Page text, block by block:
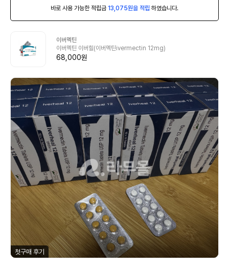
바로 사용 가능한 적립금 13,075원을 적립 하였습니다.
이버멕틴
이버멕틴 이버힐(이버멕틴ivermectin 12mg)
68,000원
첫구매 후기